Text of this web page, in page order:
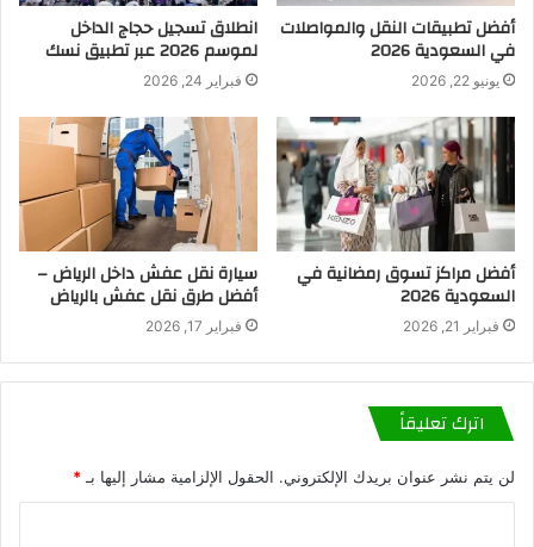
أفضل تطبيقات النقل والمواصلات
في السعودية 2026
يونيو 22, 2026
انطلاق تسجيل حجاج الداخل
لموسم 2026 عبر تطبيق نسك
فبراير 24, 2026
أفضل مراكز تسوق رمضانية في
السعودية 2026
فبراير 21, 2026
سيارة نقل عفش داخل الرياض –
أفضل طرق نقل عفش بالرياض
فبراير 17, 2026
اترك تعليقاً
لن يتم نشر عنوان بريدك الإلكتروني. الحقول الإلزامية مشار إليها بـ *